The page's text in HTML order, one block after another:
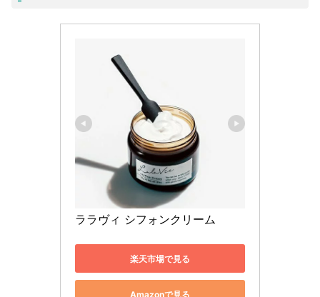
ララヴィ シフォンクリーム
楽天市場で見る
Amazonで見る